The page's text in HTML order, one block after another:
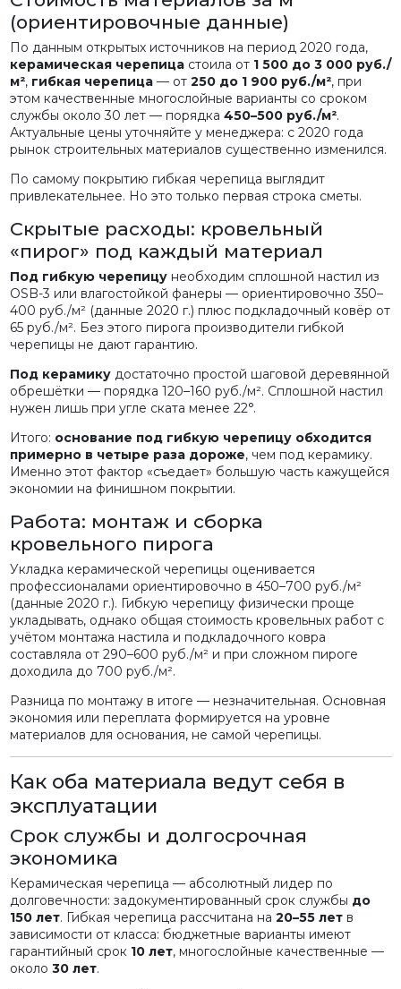
(ориентировочные данные)
По данным открытых источников на период 2020 года,
керамическая черепицастоила от 1 500 до 3 000 руб./
м², гибкая черепица— от 250 до 1 900 руб./м², при
этом качественные многослойные варианты со сроком
службы около 30 лет — порядка 450–500 руб./м².
Актуальные цены уточняйте у менеджера: с 2020 года
рынок строительных материалов существенно изменился.
По самому покрытию гибкая черепица выглядит
привлекательнее. Но это только первая строка сметы.
Скрытые расходы: кровельный
«пирог» под каждый материал
Под гибкую черепицунеобходим сплошной настил из
OSB-3 или влагостойкой фанеры — ориентировочно 350–
400 руб./м² (данные 2020 г.) плюс подкладочный ковёр от
65 руб./м². Без этого пирога производители гибкой
черепицы не дают гарантию.
Под керамикудостаточно простой шаговой деревянной
обрешётки — порядка 120–160 руб./м². Сплошной настил
нужен лишь при угле ската менее 22°.
Итого: основание под гибкую черепицу обходится
примерно в четыре раза дороже, чем под керамику.
Именно этот фактор «съедает» большую часть кажущейся
экономии на финишном покрытии.
Работа: монтаж и сборка
кровельного пирога
Укладка керамической черепицы оценивается
профессионалами ориентировочно в 450–700 руб./м²
(данные 2020 г.). Гибкую черепицу физически проще
укладывать, однако общая стоимость кровельных работ с
учётом монтажа настила и подкладочного ковра
составляла от 290–600 руб./м² и при сложном пироге
доходила до 700 руб./м².
Разница по монтажу в итоге — незначительная. Основная
экономия или переплата формируется на уровне
материалов для основания, не самой черепицы.
Как оба материала ведут себя в
эксплуатации
Срок службы и долгосрочная
экономика
Керамическая черепица — абсолютный лидер по
долговечности: задокументированный срок службы до
150 лет. Гибкая черепица рассчитана на 20–55 летв
зависимости от класса: бюджетные варианты имеют
гарантийный срок 10 лет, многослойные качественные —
около 30 лет.